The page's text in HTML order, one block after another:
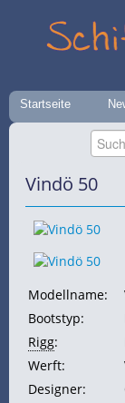
Startseite
Vindö 50
Modellname:
Bootstyp:
Rigg:
Werft:
Designer: